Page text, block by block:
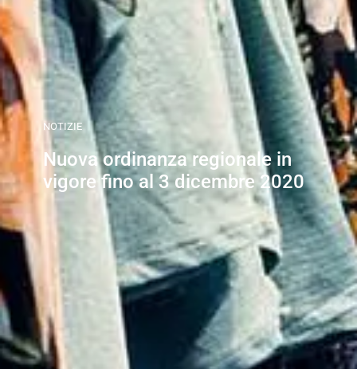
NOTIZIE
Nuova ordinanza regionale in
vigore fino al 3 dicembre 2020